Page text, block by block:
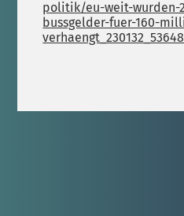
politik/eu-weit-wurden-
bussgelder-fuer-160-